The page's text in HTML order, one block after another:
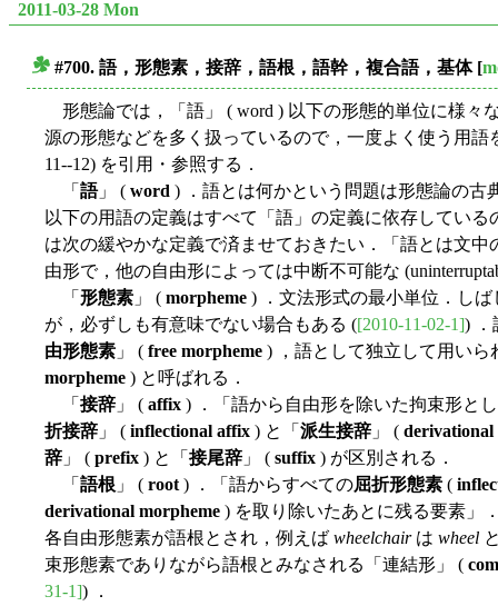
2011-03-28 Mon
#700. 語，形態素，接辞，語根，語幹，複合語，基体[
形態論では，「語」 ( word ) 以下の形態的単位に様々
源の形態などを多く扱っているので，一度よく使う用語
11--12) を引用・参照する．
「 語」 ( word ) ．語とは何かという問題は形態論の古
以下の用語の定義はすべて「語」の定義に依存してい
は次の緩やかな定義で済ませておきたい．「語とは文
由形で，他の自由形によっては中断不可能な
「 形態素 」 ( morpheme ) ．文法形式の最小単位．し
が，必ずしも有意味でない場合もある ([2010-11-02-1]) ．
由形態素 」 ( free morpheme ) ，語として独立して用いら
morpheme ) と呼ばれる．
「 接辞 」 ( affix ) ．「語から自由形を除いた拘束形と
折接辞 」 ( inflectional affix ) と「 派生接辞 」 ( derivational
辞 」 ( prefix ) と「 接尾辞 」 ( suffix ) が区別される．
「 語根 」 ( root ) ．「語からすべての屈折形態素 (
derivational morpheme ) を取り除いたあとに残る要素」
各自由形態素が語根とされ，例えば wheelchairは wheel
束形態素でありながら語根とみなされる「連結形」 (
31-1]) ．